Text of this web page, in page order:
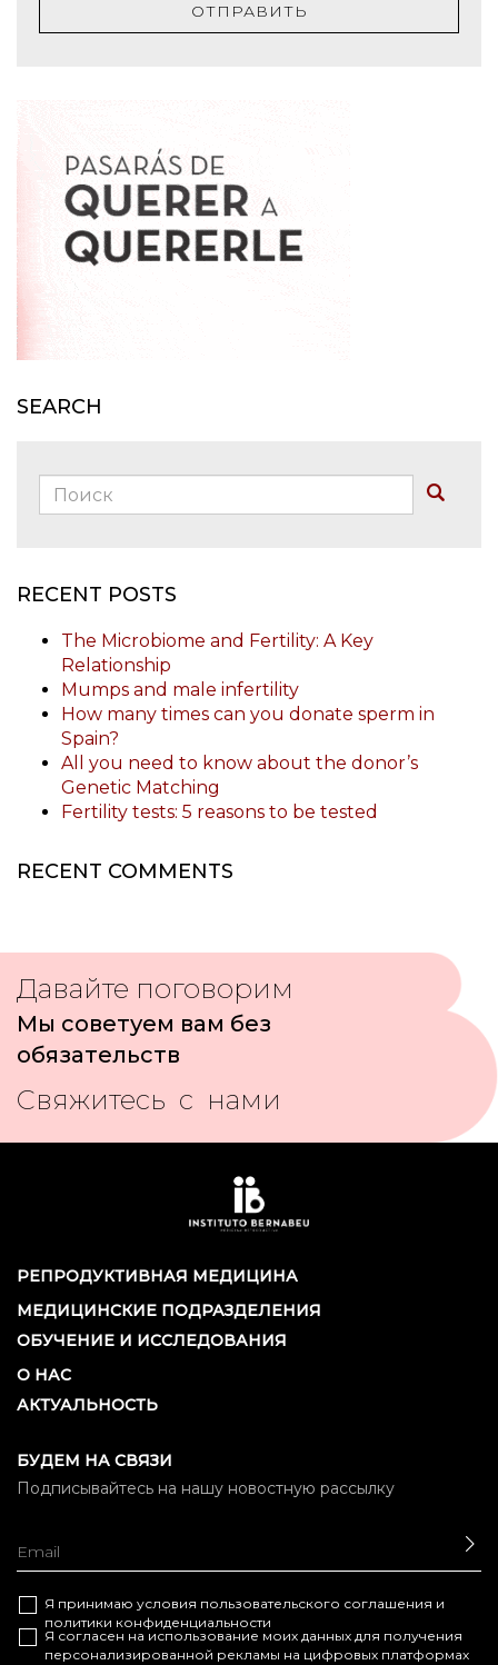
ОТПРАВИТЬ
SEARCH
Поиск:
RECENT POSTS
The Microbiome and Fertility: A Key
Relationship
Mumps and male infertility
How many times can you donate sperm in
Spain?
All you need to know about the donor’s
Genetic Matching
Fertility tests: 5 reasons to be tested
RECENT COMMENTS
Давайте поговорим
Мы советуем вам без
обязательств
Свяжитесь с нами
РЕПРОДУКТИВНАЯ МЕДИЦИНА
МЕДИЦИНСКИЕ ПОДРАЗДЕЛЕНИЯ
ОБУЧЕНИЕ И ИССЛЕДОВАНИЯ
О НАС
АКТУАЛЬНОСТЬ
БУДЕМ НА СВЯЗИ
Подписывайтесь на нашу новостную рассылку
Я принимаю условия пользовательского соглашения и
политики конфиденциальности
Я согласен на использование моих данных для получения
персонализированной рекламы на цифровых платформах